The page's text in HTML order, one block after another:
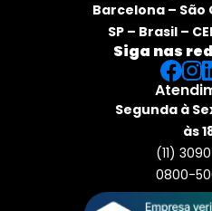
Barcelona – São
SP – Brasil –
Siga nas
Segunda à
às
(11)
0800-